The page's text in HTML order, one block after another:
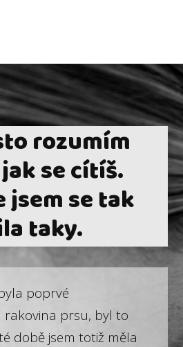
rozumím
se cítíš.
jsem se tak
taky.
poprvé
rakovina prsu, byl to
době jsem totiž měla